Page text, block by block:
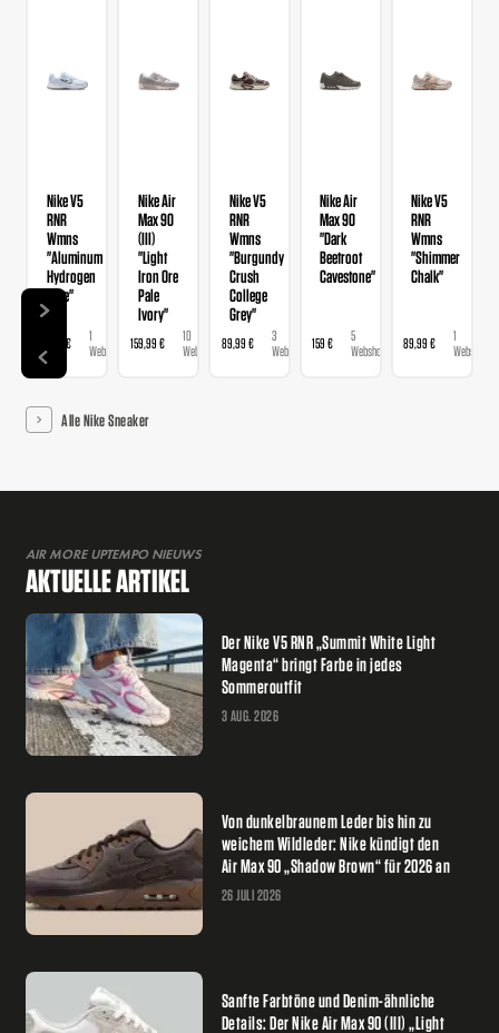
Nike V5
RNR
Wmns
"Aluminum
Hydrogen
Blue"
89,99 €
1
Webshop
Nike Air
Max 90
(III)
"Light
Iron Ore
Pale
Ivory"
159,99 €
10
Webshops
Nike V5
RNR
Wmns
"Burgundy
Crush
College
Grey"
89,99 €
3
Webshops
Nike Air
Max 90
"Dark
Beetroot
Cavestone"
159 €
5
Webshops
Nike V5
RNR
Wmns
"Shimmer
Chalk"
89,99 €
1
Webshop
Alle Nike Sneaker
AIR MORE UPTEMPO NIEUWS
AKTUELLE ARTIKEL
Der Nike V5 RNR „Summit White Light
Magenta“ bringt Farbe in jedes
Sommeroutfit
3 AUG. 2026
Von dunkelbraunem Leder bis hin zu
weichem Wildleder: Nike kündigt den
Air Max 90 „Shadow Brown“ für 2026 an
26 JULI 2026
Sanfte Farbtöne und Denim-ähnliche
Details: Der Nike Air Max 90 (III) „Light